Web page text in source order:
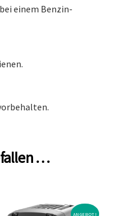
einem Benzin-
…
ANGEBOT!